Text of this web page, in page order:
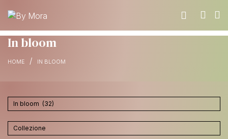
DIVENTA UN RIVENDITORE
In bloom
HOME / IN BLOOM